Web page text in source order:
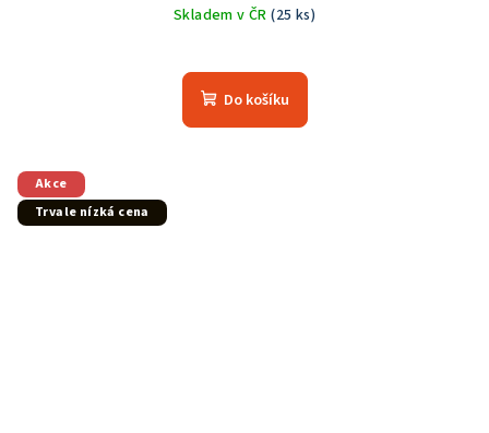
Skladem v ČR(25 ks)
Do košíku
Akce
Trvale nízká cena